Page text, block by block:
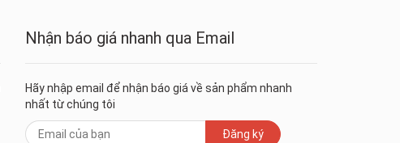
Nhận báo giá nhanh qua Email
Hãy nhập email để nhận báo giá về sản phẩm nhanh
nhất từ chúng tôi
Đăng ký